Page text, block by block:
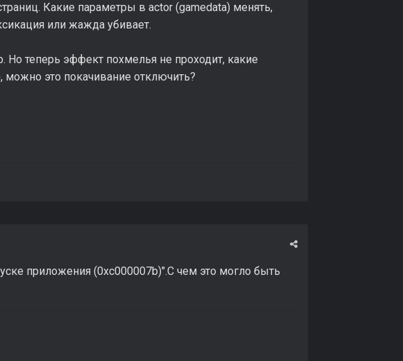
Какие параметры в actor (gamedata) менять,
или жажда убивает.
Но теперь эффект похмелья не проходит, какие
это покачивание отключить?
приложения (0xc000007b)".С чем это могло быть